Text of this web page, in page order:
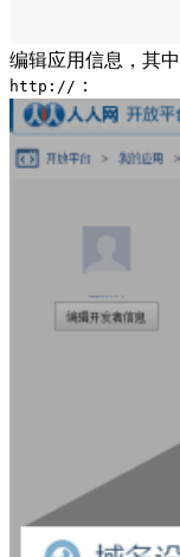
编辑应用信息，其
http:// ：